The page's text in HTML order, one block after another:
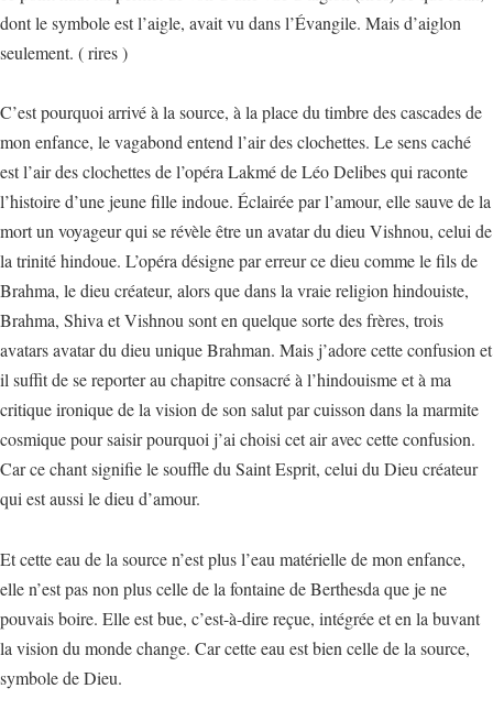
dont le symbole est l’aigle, avait vu dans l’Évangile. Mais d’aiglon
seulement. ( rires )
C’est pourquoi arrivé à la source, à la place du timbre des cascades de
mon enfance, le vagabond entend l’air des clochettes. Le sens caché
est l’air des clochettes de l’opéra Lakmé de Léo Delibes qui raconte
l’histoire d’une jeune fille indoue. Éclairée par l’amour, elle sauve de la
mort un voyageur qui se révèle être un avatar du dieu Vishnou, celui de
la trinité hindoue. L’opéra désigne par erreur ce dieu comme le fils de
Brahma, le dieu créateur, alors que dans la vraie religion hindouiste,
Brahma, Shiva et Vishnou sont en quelque sorte des frères, trois
avatars avatar du dieu unique Brahman. Mais j’adore cette confusion et
il suffit de se reporter au chapitre consacré à l’hindouisme et à ma
critique ironique de la vision de son salut par cuisson dans la marmite
cosmique pour saisir pourquoi j’ai choisi cet air avec cette confusion.
Car ce chant signifie le souffle du Saint Esprit, celui du Dieu créateur
qui est aussi le dieu d’amour.
Et cette eau de la source n’est plus l’eau matérielle de mon enfance,
elle n’est pas non plus celle de la fontaine de Berthesda que je ne
pouvais boire. Elle est bue, c’est-à-dire reçue, intégrée et en la buvant
la vision du monde change. Car cette eau est bien celle de la source,
symbole de Dieu.